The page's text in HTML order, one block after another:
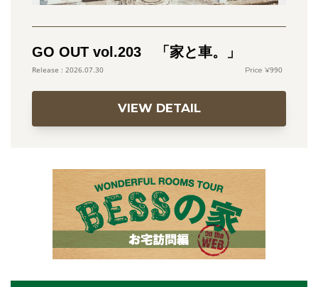
GO OUT vol.203 「家と車。」
2026.07.30 990
VIEW DETAIL